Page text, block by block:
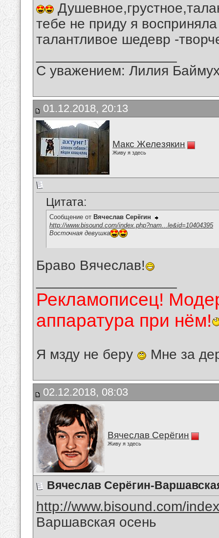
тебе не приду я
талантливое шедевр -
С уважением: Лилия
01.12.2018, 20:13
Макс Железякин
Живу я здесь
Цитата:
Сообщение от Вячеслав Серёгин
http://www.bisound.com/index.php?nam...le&id=10404395
Восточная девушка
Браво Вячеслав!
Рекламописец!
аппаратура при нём!
Я мзду не беру Мне за
02.12.2018, 08:03
Вячеслав Серёгин
Живу я здесь
Вячеслав Серёгин-
http://www.bisound.com/
Варшавская осень